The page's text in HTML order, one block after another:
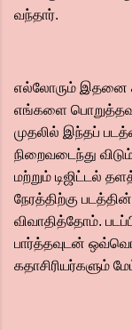
வந்தார்.
எல்லோரும் இதனை
எங்களை
முதலில் இந்தப்
நிறைவடைந்து
மற்றும் டிஜிட்டல்
நேரத்திற்கு
விவாதித்தோம்.
பார்த்தவுடன்
கதாசிரியர்களும்